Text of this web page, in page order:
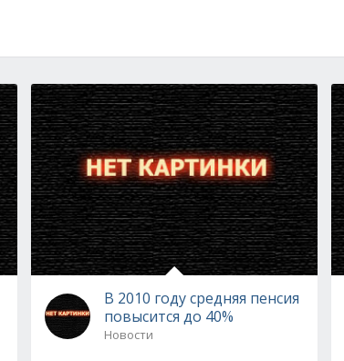
В 2010 году средняя пенсия
повысится до 40%
Новости